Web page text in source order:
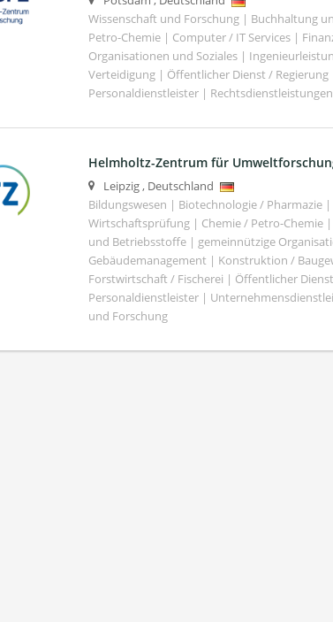
Wissenschaft und Forschung | Buchhaltung
Petro-Chemie | Computer / IT Services |
Organisationen und Soziales |
Verteidigung | Öffentlicher Dienst / Regierung
Personaldienstleister | Rechtsdienstleistungen
Helmholtz-Zentrum für
Leipzig, Deutschland
Bildungswesen | Biotechnologie / Pharmazie
Wirtschaftsprüfung | Chemie / Petro-Chemie
und Betriebsstoffe | gemeinnützige
Gebäudemanagement | Konstruktion /
Forstwirtschaft / Fischerei | Öffentlicher
Personaldienstleister |
und Forschung